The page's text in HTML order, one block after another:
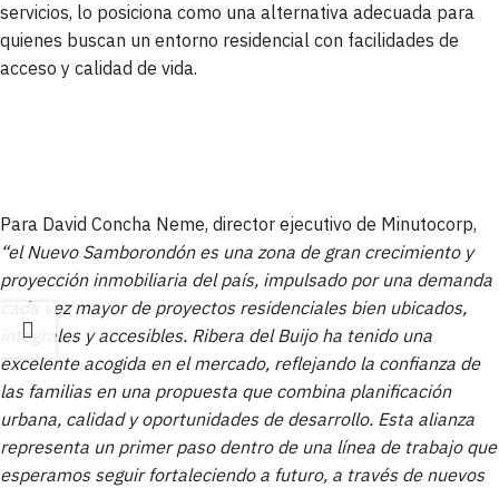
servicios, lo posiciona como una alternativa adecuada para
quienes buscan un entorno residencial con facilidades de
acceso y calidad de vida.
Para David Concha Neme, director ejecutivo de Minutocorp,
“el Nuevo Samborondón es una zona de gran crecimiento y
proyección inmobiliaria del país, impulsado por una demanda
cada vez mayor de proyectos residenciales bien ubicados,
integrales y accesibles. Ribera del Buijo ha tenido una
excelente acogida en el mercado, reflejando la confianza de
las familias en una propuesta que combina planificación
urbana, calidad y oportunidades de desarrollo. Esta alianza
representa un primer paso dentro de una línea de trabajo que
esperamos seguir fortaleciendo a futuro, a través de nuevos